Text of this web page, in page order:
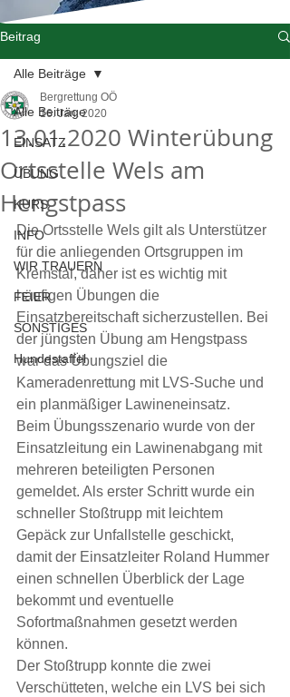
Beitrag
Alle Beiträge
EINSATZ
ÜBUNG
KURS
INFO
WIR TRAUERN
FEIER
SONSTIGES
Hundestaffel
Alle Beiträge
13.01.2020 Winterübung
Ortsstelle Wels am
Hengstpass
Bergrettung OÖ
16. Jan. 2020
Die Ortsstelle Wels gilt als Unterstützer
für die anliegenden Ortsgruppen im
Kremstal, daher ist es wichtig mit
häufigen Übungen die
Einsatzbereitschaft sicherzustellen. Bei
der jüngsten Übung am Hengstpass
war das Übungsziel die
Kameradenrettung mit LVS-Suche und
ein planmäßiger Lawineneinsatz.
Beim Übungsszenario wurde von der
Einsatzleitung ein Lawinenabgang mit
mehreren beteiligten Personen
gemeldet. Als erster Schritt wurde ein
schneller Stoßtrupp mit leichtem
Gepäck zur Unfallstelle geschickt,
damit der Einsatzleiter Roland Hummer
einen schnellen Überblick der Lage
bekommt und eventuelle
Sofortmaßnahmen gesetzt werden
können.
Der Stoßtrupp konnte die zwei
Verschütteten, welche ein LVS bei sich